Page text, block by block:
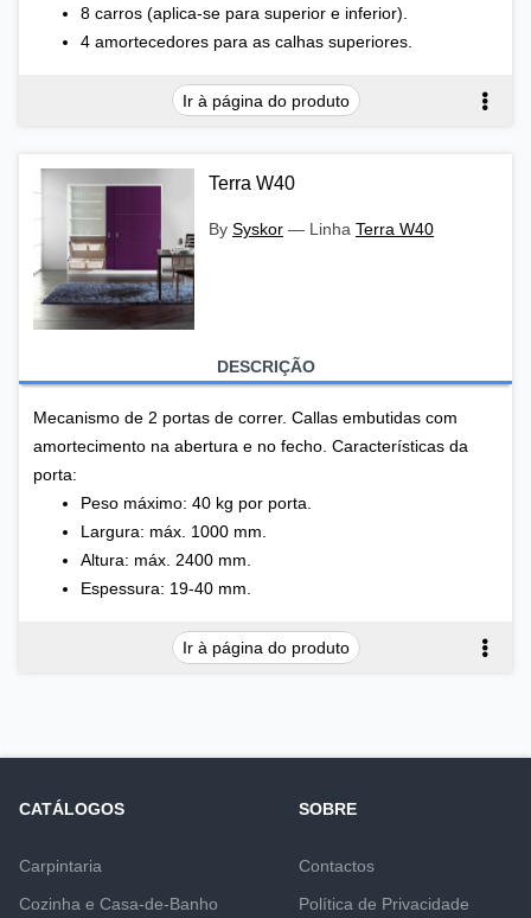
8 carros (aplica-se para superior e inferior).
4 amortecedores para as calhas superiores.
Ir à página do produto
Terra W40
By Syskor — Linha Terra W40
DESCRIÇÃO
Mecanismo de 2 portas de correr. Callas embutidas com
amortecimento na abertura e no fecho. Características da
porta:
Peso máximo: 40 kg por porta.
Largura: máx. 1000 mm.
Altura: máx. 2400 mm.
Espessura: 19-40 mm.
Ir à página do produto
CATÁLOGOS
Carpintaria
Cozinha e Casa-de-Banho
SOBRE
Contactos
Política de Privacidade